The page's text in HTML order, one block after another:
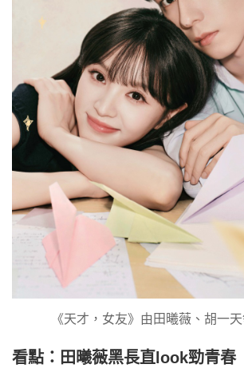
《天才，女友》由田曦薇、胡一
看點：田曦薇黑長直look勁青春